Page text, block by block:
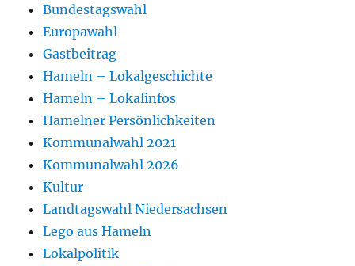
Bundestagswahl
Europawahl
Gastbeitrag
Hameln – Lokalgeschichte
Hameln – Lokalinfos
Hamelner Persönlichkeiten
Kommunalwahl 2021
Kommunalwahl 2026
Kultur
Landtagswahl Niedersachsen
Lego aus Hameln
Lokalpolitik